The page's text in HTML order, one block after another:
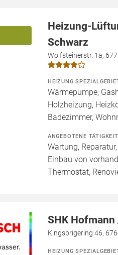
Heizung-
Schwarz
Wolfsteinerstr. 1a,
HEIZUNG
Wärmepumpe,
Holzheizung,
Badezimmer,
ANGEBOTENE
Wartung,
Einbau von
Thermostat,
SHK
Kingsbrigering 46,
HEIZUNG